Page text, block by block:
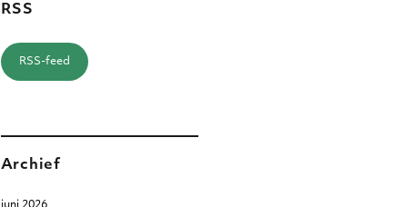
RSS
RSS-feed
Archief